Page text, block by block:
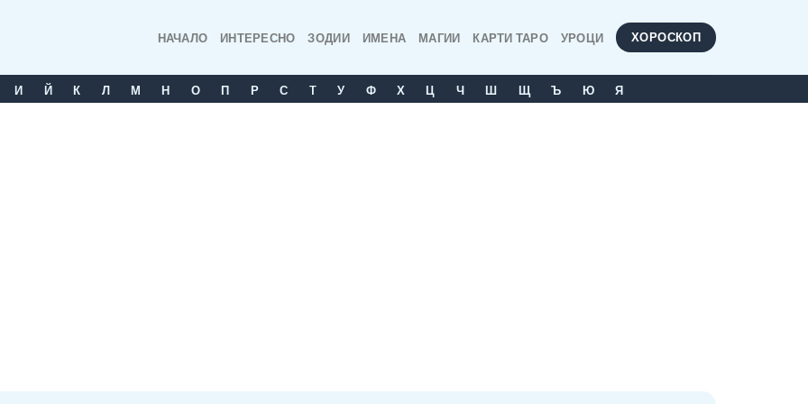
НАЧАЛО ИНТЕРЕСНО ЗОДИИ ИМЕНА МАГИИ КАРТИ ТАРО УРОЦИ ХОРОСКОП
И Й К Л М Н О П Р С T У Ф Х Ц Ч Ш Щ Ъ Ю Я